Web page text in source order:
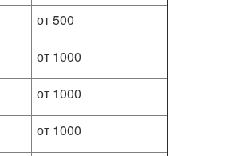
от 500
от 1000
от 1000
от 1000